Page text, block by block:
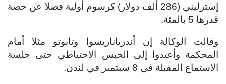
إسترليني (286 ألف دولار) كرسوم أولية فضلا عن حصة
قدرها 5 بالمئة.
وقالت الوكالة إن أندرياناريسوا وتابوتو مثلا أمام
المحكمة وأعيدوا إلى الحبس الاحتياطي حتى جلسة
الاستماع المقبلة في 8 سبتمبر في لندن.